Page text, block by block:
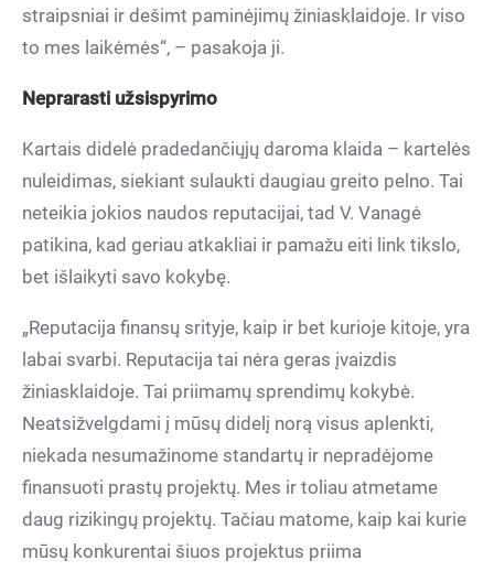
straipsniai ir dešimt paminėjimų žiniasklaidoje. Ir viso
to mes laikėmės“, – pasakoja ji.
Neprarasti užsispyrimo
Kartais didelė pradedančiųjų daroma klaida – kartelės
nuleidimas, siekiant sulaukti daugiau greito pelno. Tai
neteikia jokios naudos reputacijai, tad V. Vanagė
patikina, kad geriau atkakliai ir pamažu eiti link tikslo,
bet išlaikyti savo kokybę.
„Reputacija finansų srityje, kaip ir bet kurioje kitoje, yra
labai svarbi. Reputacija tai nėra geras įvaizdis
žiniasklaidoje. Tai priimamų sprendimų kokybė.
Neatsižvelgdami į mūsų didelį norą visus aplenkti,
niekada nesumažinome standartų ir nepradėjome
finansuoti prastų projektų. Mes ir toliau atmetame
daug rizikingų projektų. Tačiau matome, kaip kai kurie
mūsų konkurentai šiuos projektus priima